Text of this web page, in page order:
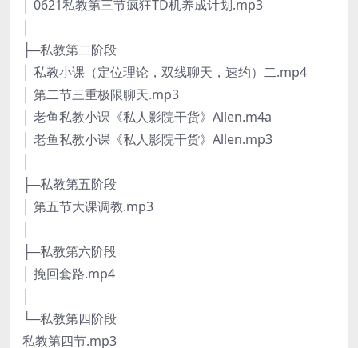
│ 0621私教第三节疯狂TD机养成计划.mp3
├─私教第二阶段
│ 私教小课（定位理论，双线聊天，速约）二.mp4
│ 第二节三重极限聊天.mp3
│ 老鱼私教小课《私人影院干货》Allen.m4a
│ 老鱼私教小课《私人影院干货》Allen.mp3
├─私教第五阶段
│ 第五节大课调教.mp3
├─私教第六阶段
│ 挽回套路.mp4
└─私教第四阶段
私教第四节.mp3